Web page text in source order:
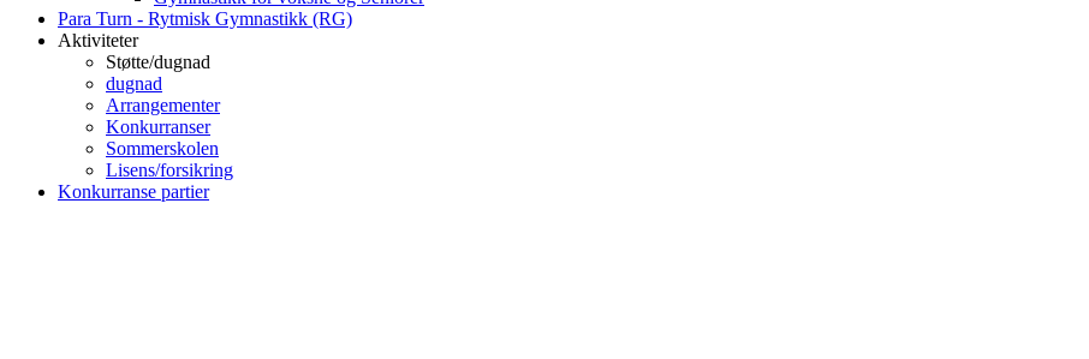
Para Turn - Rytmisk Gymnastikk (RG)
Aktiviteter
Støtte/dugnad
dugnad
Arrangementer
Konkurranser
Sommerskolen
Lisens/forsikring
Konkurranse partier